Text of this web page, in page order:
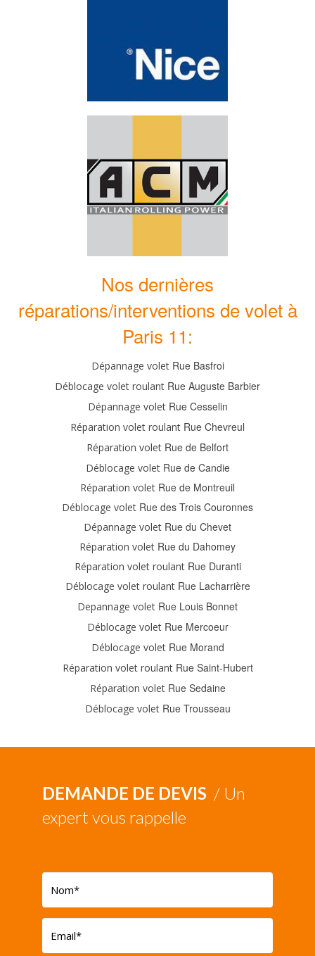
Nos dernières
réparations/interventions de volet à
Paris 11:
Dépannage volet Rue Basfroi
Déblocage volet roulant Rue Auguste Barbier
Dépannage volet Rue Cesselin
Réparation volet roulant Rue Chevreul
Réparation volet Rue de Belfort
Déblocage volet Rue de Candie
Réparation volet Rue de Montreuil
Déblocage volet Rue des Trois Couronnes
Dépannage volet Rue du Chevet
Réparation volet Rue du Dahomey
Réparation volet roulant Rue Duranti
Déblocage volet roulant Rue Lacharrière
Depannage volet Rue Louis Bonnet
Déblocage volet Rue Mercoeur
Déblocage volet Rue Morand
Réparation volet roulant Rue Saint-Hubert
Réparation volet Rue Sedaine
Déblocage volet Rue Trousseau
DEMANDE DE DEVIS / Un
expert vous rappelle